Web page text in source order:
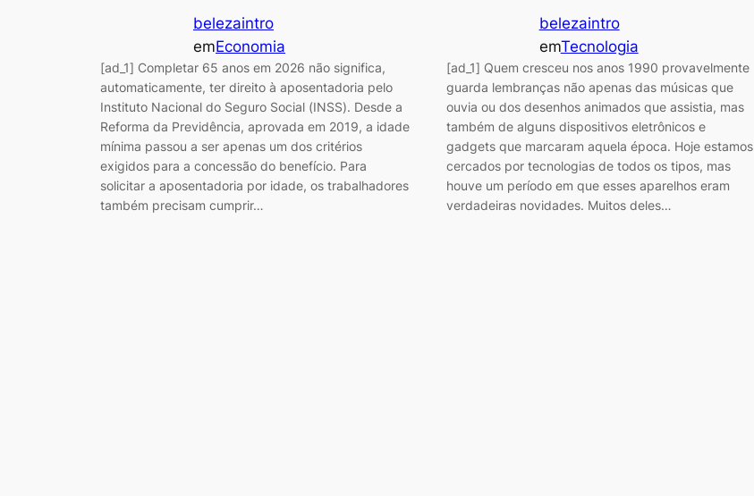
belezaintro
emEconomia
[ad_1] Completar 65 anos em 2026 não significa,
automaticamente, ter direito à aposentadoria pelo
Instituto Nacional do Seguro Social (INSS). Desde a
Reforma da Previdência, aprovada em 2019, a idade
mínima passou a ser apenas um dos critérios
exigidos para a concessão do benefício. Para
solicitar a aposentadoria por idade, os trabalhadores
também precisam cumprir…
belezaintro
emTecnologia
[ad_1] Quem cresceu nos anos 1990 provavelmente
guarda lembranças não apenas das músicas que
ouvia ou dos desenhos animados que assistia, mas
também de alguns dispositivos eletrônicos e
gadgets que marcaram aquela época. Hoje estamos
cercados por tecnologias de todos os tipos, mas
houve um período em que esses aparelhos eram
verdadeiras novidades. Muitos deles…